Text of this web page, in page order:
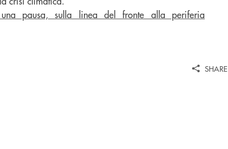
pausa, sulla linea del fronte alla periferia
SHARE